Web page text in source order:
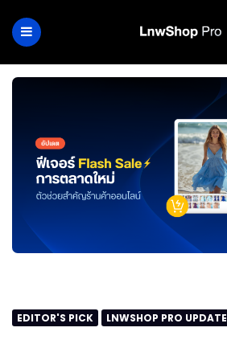
EDITOR'S PICK LNWSHOP PRO UPDATE